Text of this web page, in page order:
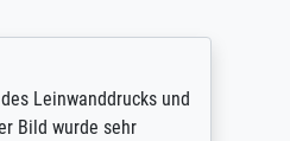
Leinwanddrucks und
Bild wurde sehr